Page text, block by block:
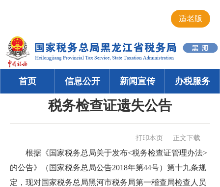
适老版
首页 信息公开 新闻宣传 办税服务
税务检查证遗失公告
打印本页 正文下载
根据《国家税务总局关于发布<税务检查证管理办法>
的公告》（国家税务总局公告2018年第44号）第十九条规
定，现对国家税务总局黑河市税务局第一稽查局检查人员